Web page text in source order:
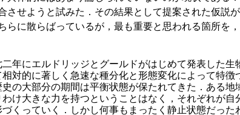
せようと試みた．その結果として提案された仮説が
に散らばっているが，最も重要と思われる箇所を
年にエルドリッジとグールドがはじめて発表した生
対的に著しく急速な種分化と形態変化によって特
の大部分の期間は平衡状態が保たれてきた．ある
け大きな力を持つということはなく，それぞれが
くっていく．しかし何事もまったく静止状態だっ